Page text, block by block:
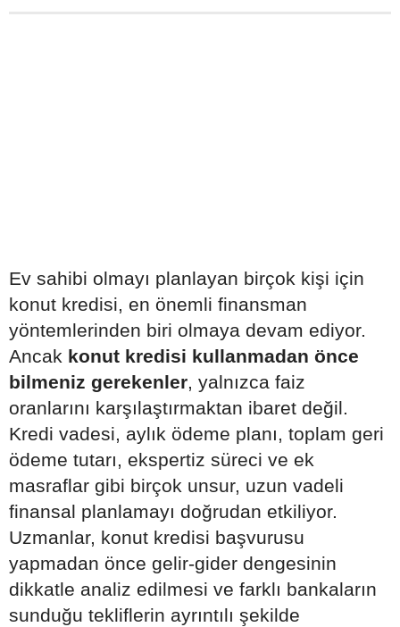
Ev sahibi olmayı planlayan birçok kişi için
konut kredisi, en önemli finansman
yöntemlerinden biri olmaya devam ediyor.
Ancak konut kredisi kullanmadan önce
bilmeniz gerekenler, yalnızca faiz
oranlarını karşılaştırmaktan ibaret değil.
Kredi vadesi, aylık ödeme planı, toplam geri
ödeme tutarı, ekspertiz süreci ve ek
masraflar gibi birçok unsur, uzun vadeli
finansal planlamayı doğrudan etkiliyor.
Uzmanlar, konut kredisi başvurusu
yapmadan önce gelir-gider dengesinin
dikkatle analiz edilmesi ve farklı bankaların
sunduğu tekliflerin ayrıntılı şekilde